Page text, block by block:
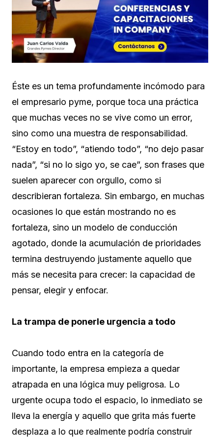
Éste es un tema profundamente incómodo para
el empresario pyme, porque toca una práctica
que muchas veces no se vive como un error,
sino como una muestra de responsabilidad.
“Estoy en todo”, “atiendo todo”, “no dejo pasar
nada”, “si no lo sigo yo, se cae”, son frases que
suelen aparecer con orgullo, como si
describieran fortaleza. Sin embargo, en muchas
ocasiones lo que están mostrando no es
fortaleza, sino un modelo de conducción
agotado, donde la acumulación de prioridades
termina destruyendo justamente aquello que
más se necesita para crecer: la capacidad de
pensar, elegir y enfocar.
La trampa de ponerle urgencia a todo
Cuando todo entra en la categoría de
importante, la empresa empieza a quedar
atrapada en una lógica muy peligrosa. Lo
urgente ocupa todo el espacio, lo inmediato se
lleva la energía y aquello que grita más fuerte
desplaza a lo que realmente podría construir